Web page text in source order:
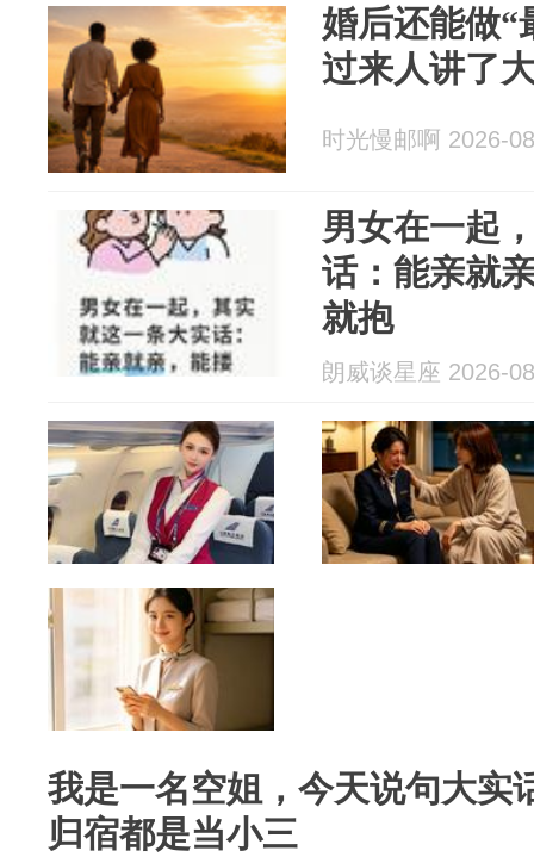
婚后还能做“
过来人讲了
时光慢邮啊 2026-
男女在一起
话：能亲就
就抱
朗威谈星座 2026-
我是一名空姐，今天说句大实
归宿都是当小三